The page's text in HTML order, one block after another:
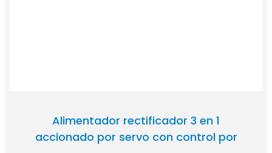
Alimentador rectificador 3 en 1
accionado por servo con control por